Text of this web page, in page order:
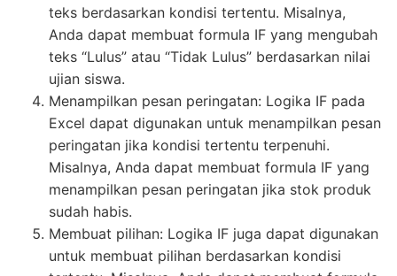
teks berdasarkan kondisi tertentu. Misalnya,
Anda dapat membuat formula IF yang mengubah
teks “Lulus” atau “Tidak Lulus” berdasarkan nilai
ujian siswa.
Menampilkan pesan peringatan: Logika IF pada
Excel dapat digunakan untuk menampilkan pesan
peringatan jika kondisi tertentu terpenuhi.
Misalnya, Anda dapat membuat formula IF yang
menampilkan pesan peringatan jika stok produk
sudah habis.
Membuat pilihan: Logika IF juga dapat digunakan
untuk membuat pilihan berdasarkan kondisi